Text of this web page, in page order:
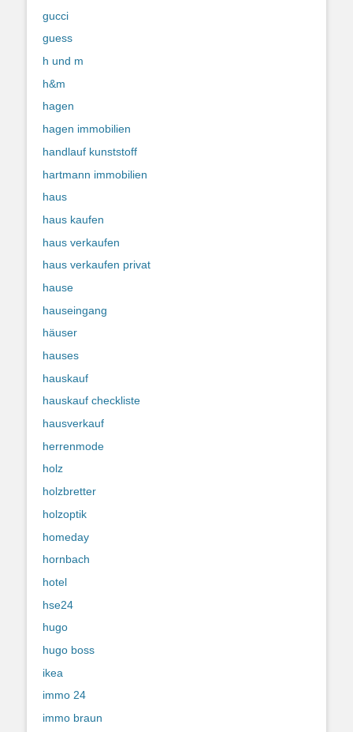
gucci
guess
h und m
h&m
hagen
hagen immobilien
handlauf kunststoff
hartmann immobilien
haus
haus kaufen
haus verkaufen
haus verkaufen privat
hause
hauseingang
häuser
hauses
hauskauf
hauskauf checkliste
hausverkauf
herrenmode
holz
holzbretter
holzoptik
homeday
hornbach
hotel
hse24
hugo
hugo boss
ikea
immo 24
immo braun